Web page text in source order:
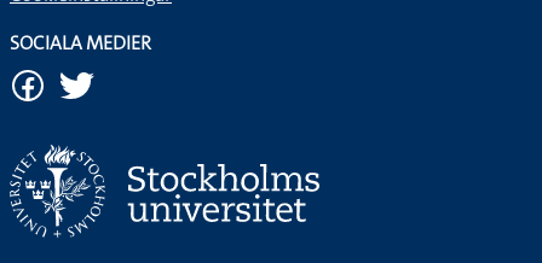
SOCIALA MEDIER